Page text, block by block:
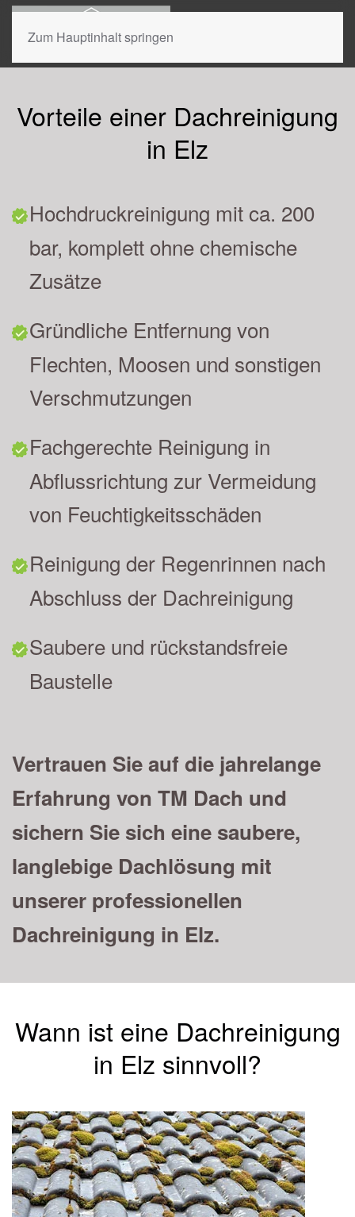
Zum Hauptinhalt springen
Vorteile einer Dachreinigung
in Elz
Hochdruckreinigung mit ca. 200
bar, komplett ohne chemische
Zusätze
Gründliche Entfernung von
Flechten, Moosen und sonstigen
Verschmutzungen
Fachgerechte Reinigung in
Abflussrichtung zur Vermeidung
von Feuchtigkeitsschäden
Reinigung der Regenrinnen nach
Abschluss der Dachreinigung
Saubere und rückstandsfreie
Baustelle
Vertrauen Sie auf die jahrelange
Erfahrung von TM Dach und
sichern Sie sich eine saubere,
langlebige Dachlösung mit
unserer professionellen
Dachreinigung in Elz.
Wann ist eine Dachreinigung
in Elz sinnvoll?